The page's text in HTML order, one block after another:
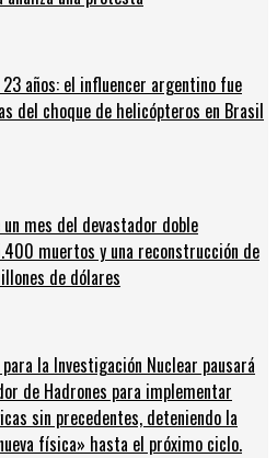
años: el influencer argentino fue
del choque de helicópteros en Brasil
un mes del devastador doble
muertos y una reconstrucción de
de dólares
para la Investigación Nuclear pausará
de Hadrones para implementar
sin precedentes, deteniendo la
física» hasta el próximo ciclo.